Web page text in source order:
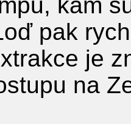
pak
je
na